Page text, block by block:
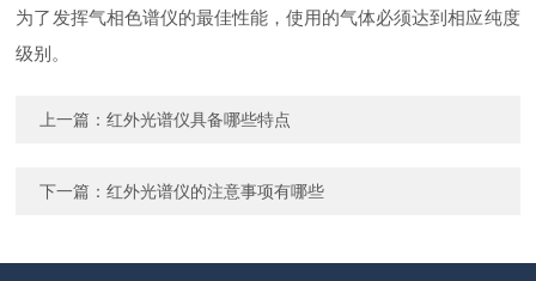
为了发挥气相色谱仪的最佳性能，使用的气体必须达到相应纯度
级别。
上一篇：红外光谱仪具备哪些特点
下一篇：红外光谱仪的注意事项有哪些